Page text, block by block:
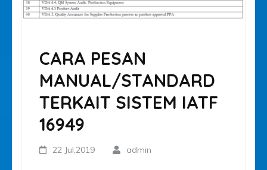
CARA PESAN
MANUAL/STANDARD
TERKAIT SISTEM IATF
16949
22 Jul,2019 admin